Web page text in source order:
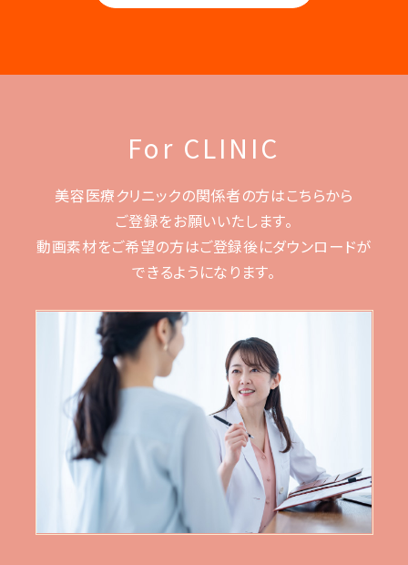
For CLINIC
美容医療クリニックの関係者の方はこちらから
ご登録をお願いいたします。
動画素材をご希望の方はご登録後にダウンロードが
できるようになります。